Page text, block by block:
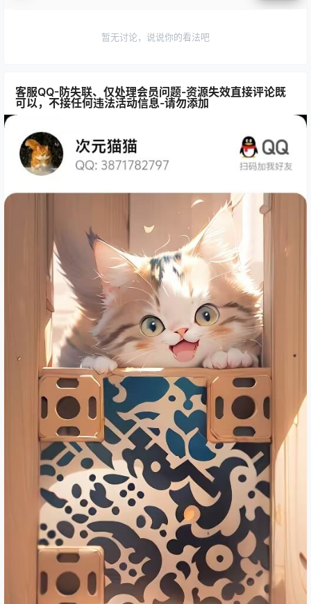
暂无讨论，说说你的看法吧
客服QQ-防失联、仅处理会员问题-资源失效直接评论既
可以，不接任何违法活动信息-请勿添加